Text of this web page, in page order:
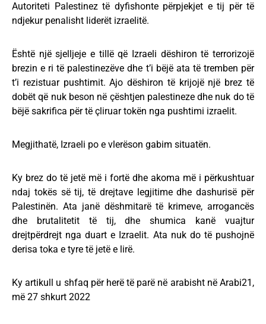
Autoriteti Palestinez të dyfishonte përpjekjet e tij për të
ndjekur penalisht liderët izraelitë.
Është një sjelljeje e tillë që Izraeli dëshiron të terrorizojë
brezin e ri të palestinezëve dhe t’i bëjë ata të tremben për
t’i rezistuar pushtimit. Ajo dëshiron të krijojë një brez të
dobët që nuk beson në çështjen palestineze dhe nuk do të
bëjë sakrifica për të çliruar tokën nga pushtimi izraelit.
Megjithatë, Izraeli po e vlerëson gabim situatën.
Ky brez do të jetë më i fortë dhe akoma më i përkushtuar
ndaj tokës së tij, të drejtave legjitime dhe dashurisë për
Palestinën. Ata janë dëshmitarë të krimeve, arrogancës
dhe brutalitetit të tij, dhe shumica kanë vuajtur
drejtpërdrejt nga duart e Izraelit. Ata nuk do të pushojnë
derisa toka e tyre të jetë e lirë.
Ky artikull u shfaq për herë të parë në arabisht në Arabi21,
më 27 shkurt 2022